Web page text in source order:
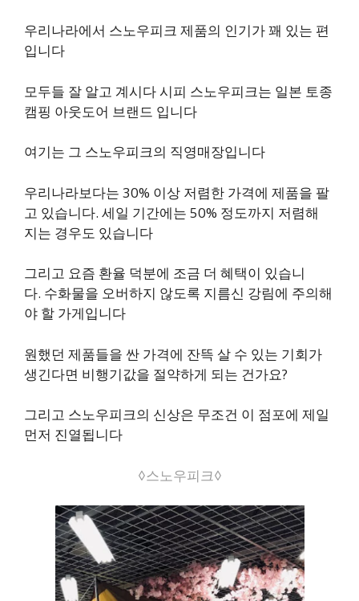
우리나라에서 스노우피크 제품의 인기가 꽤 있는 편
입니다
모두들 잘 알고 계시다 시피 스노우피크는 일본 토종
캠핑 아웃도어 브랜드 입니다
여기는 그 스노우피크의 직영매장입니다
우리나라보다는 30% 이상 저렴한 가격에 제품을 팔
고 있습니다. 세일 기간에는 50% 정도까지 저렴해
지는 경우도 있습니다
그리고 요즘 환율 덕분에 조금 더 혜택이 있습니
다. 수화물을 오버하지 않도록 지름신 강림에 주의해
야 할 가게입니다
원했던 제품들을 싼 가격에 잔뜩 살 수 있는 기회가
생긴다면 비행기값을 절약하게 되는 건가요?
그리고 스노우피크의 신상은 무조건 이 점포에 제일
먼저 진열됩니다
◊스노우피크◊